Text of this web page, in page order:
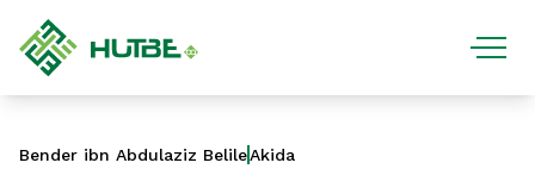
Bender ibn Abdulaziz BelileAkida